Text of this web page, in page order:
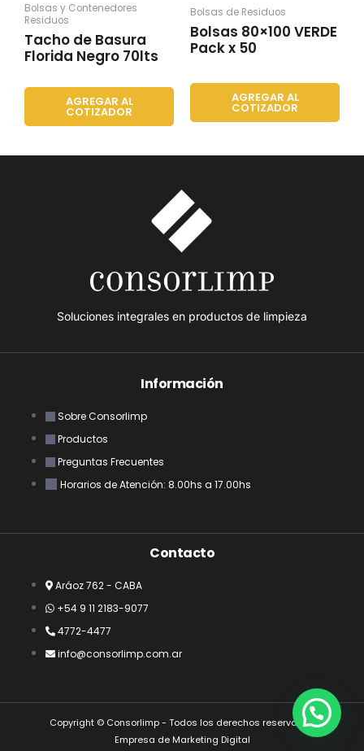
Bolsas y Contenedores
Residuos
Tacho de Basura
Florida Negro 70lts
AGREGAR AL
COTIZADOR
Bolsas de Residuos
Bolsas 80×100 VERDE
Pack x 50
AGREGAR AL
COTIZADOR
Soluciones integrales en productos de limpieza
Información
Sobre Consorlimp
Productos
Preguntas Frecuentes
Horarios de Atención: 8.00hs a 17.00hs
Contacto
Aráoz 762 - CABA
+54 9 11 2183-9077
4772-4477
info@consorlimp.com.ar
Copyright © Consorlimp - Todos los derechos reservados
Empresa de Marketing Digital